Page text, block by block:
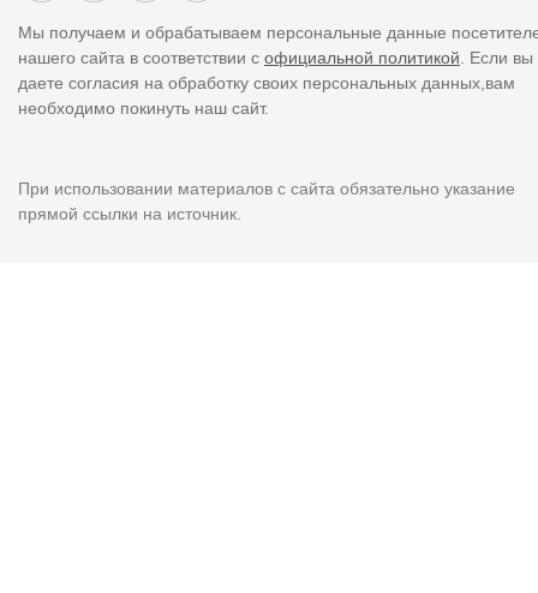
Мы получаем и обрабатываем персональные данные
нашего сайта в соответствии с официальной политикой . Если
даете согласия на обработку своих персональных данных,вам
необходимо покинуть наш сайт.
При использовании материалов с сайта обязательно указание
прямой ссылки на источник.